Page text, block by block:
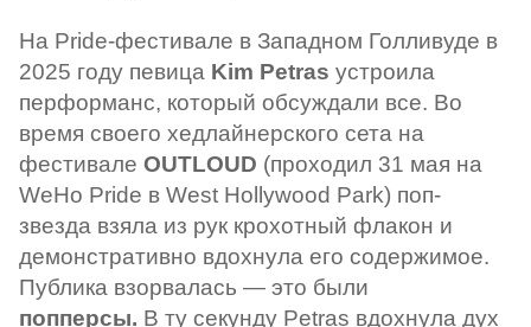
На Pride-фестивале в Западном Голливуде в
2025 году певица Kim Petras устроила
перформанс, который обсуждали все. Во
время своего хедлайнерского сета на
фестивале OUTLOUD (проходил 31 мая на
WeHo Pride в West Hollywood Park) поп-
звезда взяла из рук крохотный флакон и
демонстративно вдохнула его содержимое.
Публика взорвалась — это были
попперсы. В ту секунду Petras вдохнула дух